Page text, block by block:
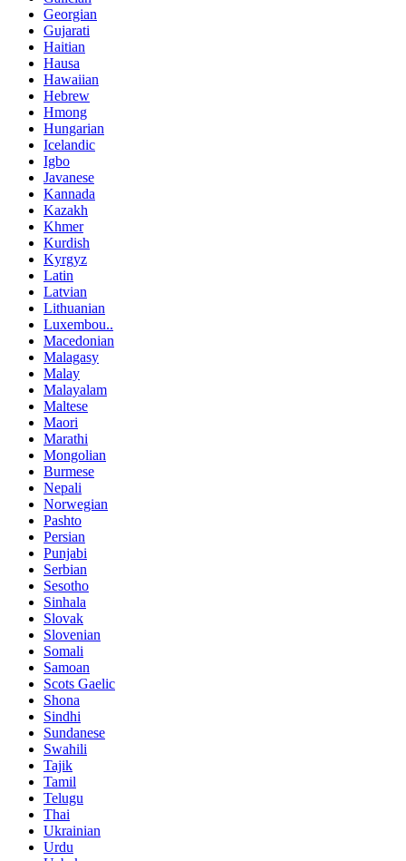
Georgian
Gujarati
Haitian
Hausa
Hawaiian
Hebrew
Hmong
Hungarian
Icelandic
Igbo
Javanese
Kannada
Kazakh
Khmer
Kurdish
Kyrgyz
Latin
Latvian
Lithuanian
Luxembou..
Macedonian
Malagasy
Malay
Malayalam
Maltese
Maori
Marathi
Mongolian
Burmese
Nepali
Norwegian
Pashto
Persian
Punjabi
Serbian
Sesotho
Sinhala
Slovak
Slovenian
Somali
Samoan
Scots Gaelic
Shona
Sindhi
Sundanese
Swahili
Tajik
Tamil
Telugu
Thai
Ukrainian
Urdu